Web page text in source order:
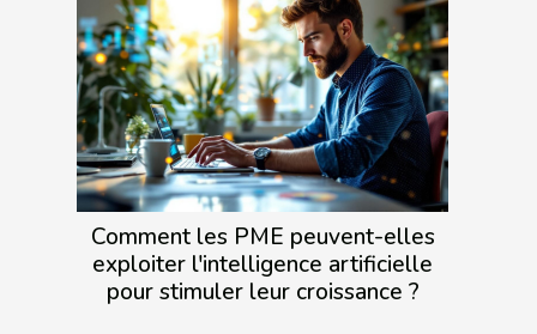
Comment les PME peuvent-elles
exploiter l'intelligence artificielle
pour stimuler leur croissance ?